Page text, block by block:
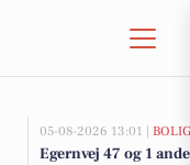
05-08-2026 13:01 |
Egernvej 47 og 1